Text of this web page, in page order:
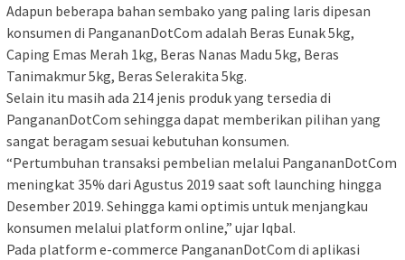
Adapun beberapa bahan sembako yang paling laris dipesan
konsumen di PangananDotCom adalah Beras Eunak 5kg,
Caping Emas Merah 1kg, Beras Nanas Madu 5kg, Beras
Tanimakmur 5kg, Beras Selerakita 5kg.
Selain itu masih ada 214 jenis produk yang tersedia di
PangananDotCom sehingga dapat memberikan pilihan yang
sangat beragam sesuai kebutuhan konsumen.
“Pertumbuhan transaksi pembelian melalui PangananDotCom
meningkat 35% dari Agustus 2019 saat soft launching hingga
Desember 2019. Sehingga kami optimis untuk menjangkau
konsumen melalui platform online,” ujar Iqbal.
Pada platform e-commerce PangananDotCom di aplikasi